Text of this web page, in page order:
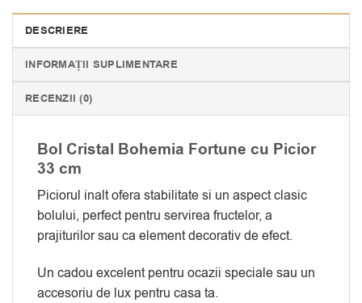
DESCRIERE
INFORMAȚII SUPLIMENTARE
RECENZII (0)
Bol Cristal Bohemia Fortune cu Picior
33 cm
Piciorul inalt ofera stabilitate si un aspect clasic
bolului, perfect pentru servirea fructelor, a
prajiturilor sau ca element decorativ de efect.
Un cadou excelent pentru ocazii speciale sau un
accesoriu de lux pentru casa ta.